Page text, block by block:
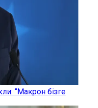
“Макрон бізге